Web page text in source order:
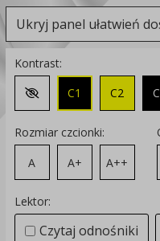
Ukryj panel ułatwień
Kontrast:
Zmień kontrast na
C1 C2
Rozmiar czcionki:
A
A+ A++
Lektor:
Czytaj odnośniki